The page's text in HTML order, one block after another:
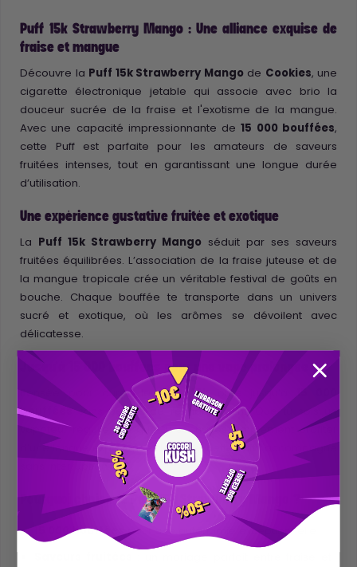
Puff 15k Strawberry Mango : Une alliance exquise de
fraise et mangue
Découvre la Puff 15k Strawberry Mangode Cookies, une
cigarette électronique jetable qui associe avec brio la
douceur sucrée de la fraise et l'exotisme de la mangue.
Avec une capacité impressionnante de15 000 bouffées,
cette Puff est parfaite pour les amateurs de saveurs
fruitées intenses, tout en garantissant une longue durée
d’utilisation.
Une expérience gustative fruitée et exotique
La Puff 15k Strawberry Mango séduit par ses saveurs
fruitées équilibrées. L’association de la fraise juteuse et de
la mangue tropicale crée un véritable festival de goûts en
bouche. Chaque bouffée te transporte dans un univers
sucré et exotique, où les arômes se dévoilent avec
délicatesse.
Jusqu'à 15 000 bouffées pour une vape prolongée
Pensée pour durer, laPuff 15k offre jusqu’à
boufféessans besoin de rechargement. Que tu sois un
vapoteur régulier ou que tu souhaites simplement profiter
d’une longue expérience de vape, cette Puff t'accompagne
sans interruption.
Pourquoi choisir la Puff 15k Strawberry Mango ?
15 000 bouffées pour une autonomie exceptionnelle